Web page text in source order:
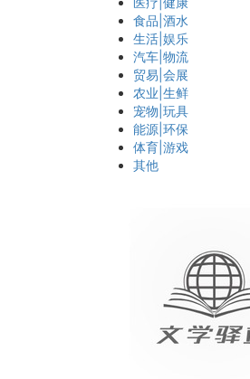
食品|酒水
生活|娱乐
汽车|物流
贸易|会展
农业|生鲜
宠物|玩具
能源|环保
体育|游戏
其他